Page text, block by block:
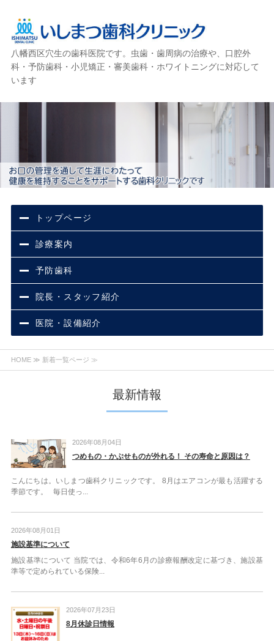
いしまつ歯科クリニック
八幡西区穴生の歯科医院です。虫歯・歯周病の治療や、口腔外
科・予防歯科・小児矯正・審美歯科・ホワイトニングに対応して
います
トップページ
診療案内
予防歯科
院長・スタッフ紹介
医院・設備紹介
HOME≫ 新着一覧ページ ≫
最新情報
2026年08月04日
つめもの・かぶせものが外れる！ その寿命と原因は？
こんにちは。いしまつ歯科クリニックです。 8月はエアコンが最も活躍する
季節です。 毎日使っ...
2026年08月01日
施設基準について
施設基準について 当院では、令和6年6月の診療報酬改定に基づき、施設基
準等で定められている保険...
2026年07月23日
8月休診日情報